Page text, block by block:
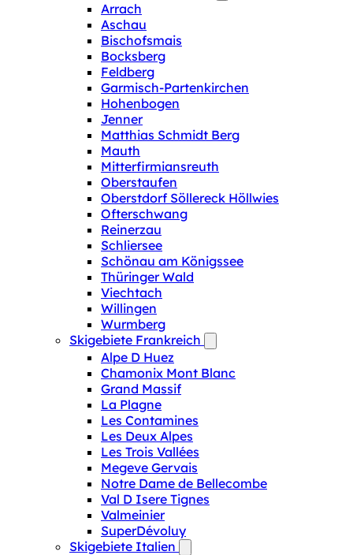
Arrach
Aschau
Bischofsmais
Bocksberg
Feldberg
Garmisch-Partenkirchen
Hohenbogen
Jenner
Matthias Schmidt Berg
Mauth
Mitterfirmiansreuth
Oberstaufen
Oberstdorf Söllereck Höllwies
Ofterschwang
Reinerzau
Schliersee
Schönau am Königssee
Thüringer Wald
Viechtach
Willingen
Wurmberg
Skigebiete Frankreich
Alpe D Huez
Chamonix Mont Blanc
Grand Massif
La Plagne
Les Contamines
Les Deux Alpes
Les Trois Vallées
Megeve Gervais
Notre Dame de Bellecombe
Val D Isere Tignes
Valmeinier
SuperDévoluy
Skigebiete Italien